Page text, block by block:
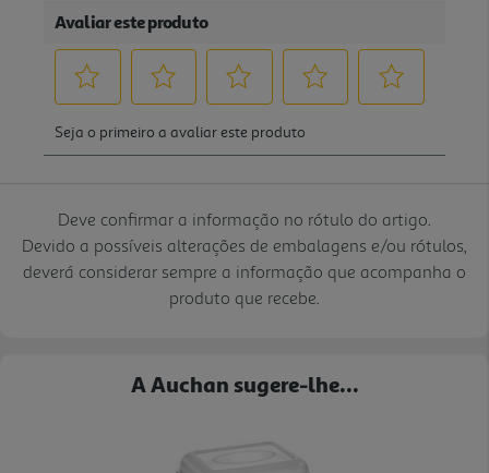
Deve confirmar a informação no rótulo do artigo.
Devido a possíveis alterações de embalagens e/ou rótulos,
deverá considerar sempre a informação que acompanha o
produto que recebe.
A Auchan sugere-lhe...